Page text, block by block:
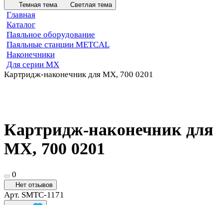
Темная тема Светлая тема
Главная
Каталог
Паяльное оборудование
Паяльные станции METCAL
Наконечники
Для серии MX
Картридж-наконечник для MX, 700 0201
Картридж-наконечник для
MX, 700 0201
0
Нет отзывов
Арт. SMTC-1171